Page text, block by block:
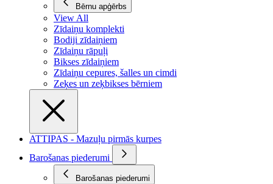
Bērnu apģērbs
View All
Zīdaiņu komplekti
Bodiji zīdaiņiem
Zīdaiņu rāpuļi
Bikses zīdaiņiem
Zīdaiņu cepures, šalles un cimdi
Zeķes un zeķbikses bērniem
ATTIPAS - Mazuļu pirmās kurpes
Barošanas piederumi
Barošanas piederumi